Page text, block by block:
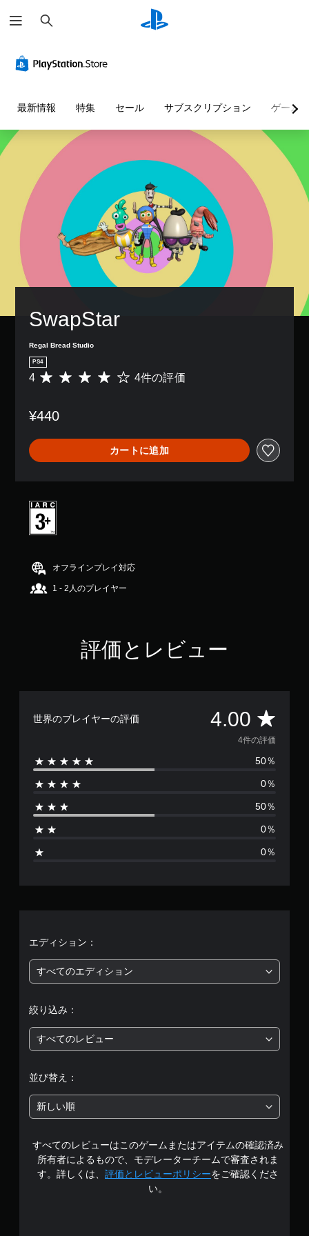
索
最新情報 特集 セール サブスクリプション ゲーム
SwapStar
Regal Bread Studio
PS4
評
は
、
平
均
は
段
の
で
4 4件の評価
¥440
カートに追加
オフラインプレイ対応
1 - 2人のプレイヤー
評価とレビュー
世界のプレイヤーの評価 4.00 評
価
数
は
、
は
段
階
の
4
で
す
4件の評価
50％
0％
50％
0％
0％
エディション：
すべてのエディション
絞り込み：
すべてのレビュー
並び替え：
新しい順
すべてのレビューはこのゲームまたはアイテムの確認済み
所有者によるもので、モデレーターチームで審査されま
す。詳しくは、 評価とレビューポリシーをご確認くださ
い。